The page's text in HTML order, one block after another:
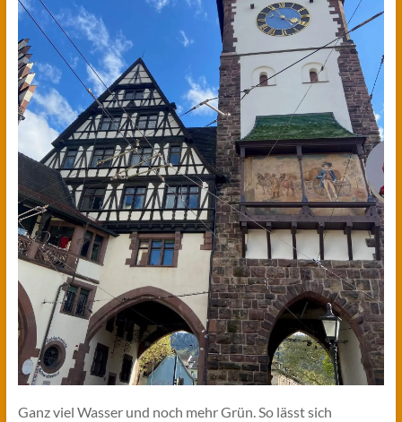
Ganz viel Wasser und noch mehr Grün. So lässt sich